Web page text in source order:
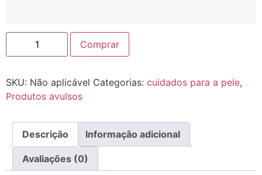
Comprar
SKU: Não aplicável Categorias: cuidados para a pele,
Produtos avulsos
Descrição Informação adicional
Avaliações (0)